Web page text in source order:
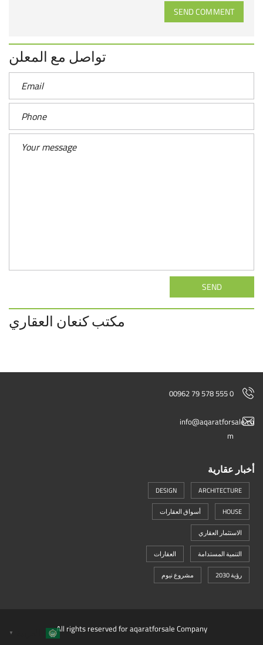
SEND COMMENT
تواصل مع المعلن
SEND
مكتب كنعان العقاري
00962 79 578 555 0
info@aqaratforsale.co
m
أخبار عقارية
ARCHITECTURE
DESIGN
HOUSE
أسواق العقارات
الاستثمار العقاري
التنمية المستدامة
العقارات
رؤية 2030
مشروع نيوم
All rights reserved for aqaratforsale Company
▼